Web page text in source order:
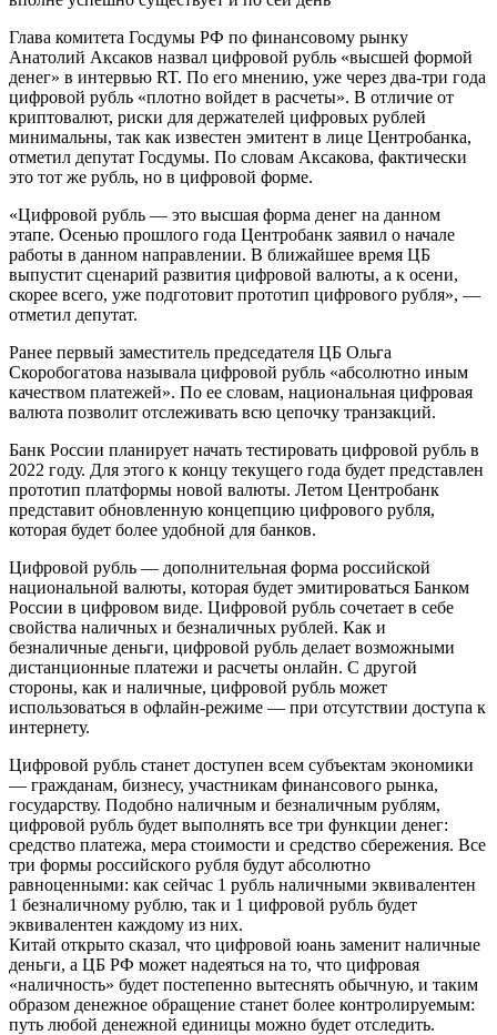
Глава комитета Госдумы РФ по финансовому рынку
Анатолий Аксаков назвал цифровой рубль «высшей формой
денег» в интервью RT. По его мнению, уже через два-три года
цифровой рубль «плотно войдет в расчеты». В отличие от
криптовалют, риски для держателей цифровых рублей
минимальны, так как известен эмитент в лице Центробанка,
отметил депутат Госдумы. По словам Аксакова, фактически
это тот же рубль, но в цифровой форме.
«Цифровой рубль — это высшая форма денег на данном
этапе. Осенью прошлого года Центробанк заявил о начале
работы в данном направлении. В ближайшее время ЦБ
выпустит сценарий развития цифровой валюты, а к осени,
скорее всего, уже подготовит прототип цифрового рубля», —
отметил депутат.
Ранее первый заместитель председателя ЦБ Ольга
Скоробогатова называла цифровой рубль «абсолютно иным
качеством платежей». По ее словам, национальная цифровая
валюта позволит отслеживать всю цепочку транзакций.
Банк России планирует начать тестировать цифровой рубль в
2022 году. Для этого к концу текущего года будет представлен
прототип платформы новой валюты. Летом Центробанк
представит обновленную концепцию цифрового рубля,
которая будет более удобной для банков.
Цифровой рубль — дополнительная форма российской
национальной валюты, которая будет эмитироваться Банком
России в цифровом виде. Цифровой рубль сочетает в себе
свойства наличных и безналичных рублей. Как и
безналичные деньги, цифровой рубль делает возможными
дистанционные платежи и расчеты онлайн. С другой
стороны, как и наличные, цифровой рубль может
использоваться в офлайн-режиме — при отсутствии доступа к
интернету.
Цифровой рубль станет доступен всем субъектам экономики
— гражданам, бизнесу, участникам финансового рынка,
государству. Подобно наличным и безналичным рублям,
цифровой рубль будет выполнять все три функции денег:
средство платежа, мера стоимости и средство сбережения. Все
три формы российского рубля будут абсолютно
равноценными: как сейчас 1 рубль наличными эквивалентен
1 безналичному рублю, так и 1 цифровой рубль будет
эквивалентен каждому из них.
Китай открыто сказал, что цифровой юань заменит наличные
деньги, а ЦБ РФ может надеяться на то, что цифровая
«наличность» будет постепенно вытеснять обычную, и таким
образом денежное обращение станет более контролируемым:
путь любой денежной единицы можно будет отследить.